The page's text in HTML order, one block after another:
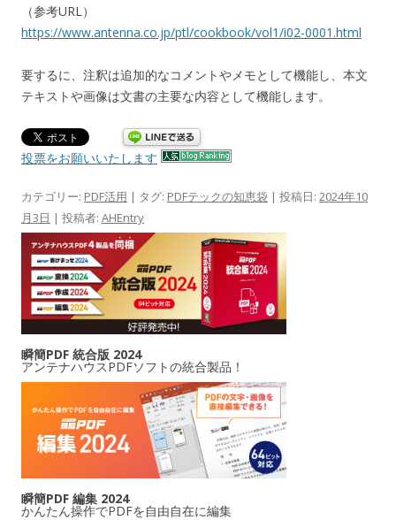
（参考URL）
https://www.antenna.co.jp/ptl/cookbook/vol1/i02-0001.html
要するに、注釈は追加的なコメントやメモとして機能し、本文
テキストや画像は文書の主要な内容として機能します。
投票をお願いいたします
カテゴリー: PDF活用 | タグ: PDFテックの知恵袋 | 投稿日: 2024年10
月3日 | 投稿者: AHEntry
瞬簡PDF 統合版 2024
アンテナハウスPDFソフトの統合製品！
瞬簡PDF 編集 2024
かんたん操作でPDFを自由自在に編集